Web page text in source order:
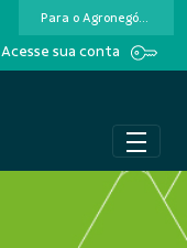
Para o Agronegócio
Acesse sua conta